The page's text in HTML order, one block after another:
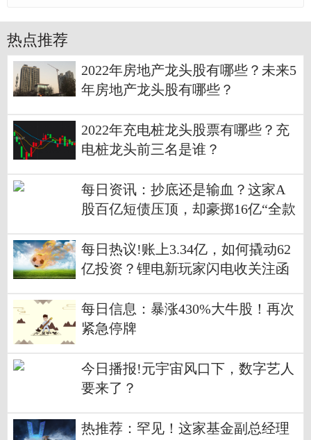
热点推荐
2022年房地产龙头股有哪些？未来5
年房地产龙头股有哪些？
2022年充电桩龙头股票有哪些？充
电桩龙头前三名是谁？
每日资讯：抄底还是输血？这家A
股百亿短债压顶，却豪掷16亿“全款
每日热议!账上3.34亿，如何撬动62
亿投资？锂电新玩家闪电收关注函
每日信息：暴涨430%大牛股！再次
紧急停牌
今日播报!元宇宙风口下，数字艺人
要来了？
热推荐：罕见！这家基金副总经理